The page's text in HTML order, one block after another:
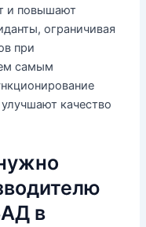
и повышают
ограничивая
при
самым
качество
в